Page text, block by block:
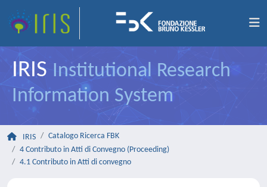
IRIS Institutional Research
Information System
IRIS
Catalogo Ricerca FBK
4 Contributo in Atti di Convegno (Proceeding)
4.1 Contributo in Atti di convegno